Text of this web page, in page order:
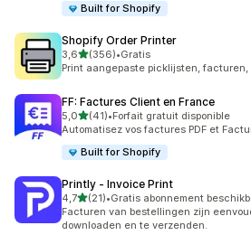
Built for Shopify
Shopify Order Printer
3,6van 5 sterren
(356)
356 recensies in totaal
•Gratis
Print aangepaste picklijsten, facturen,
FF: Factures Client en France
5,0van 5 sterren
(41)
41 recensies in totaal
•Forfait gratuit disponible
Automatisez vos factures PDF et
Built for Shopify
Printly ‑ Invoice Print
4,7van 5 sterren
(21)
21 recensies in totaal
•Gratis abonnement
Facturen van bestellingen zijn
downloaden en te verzenden.